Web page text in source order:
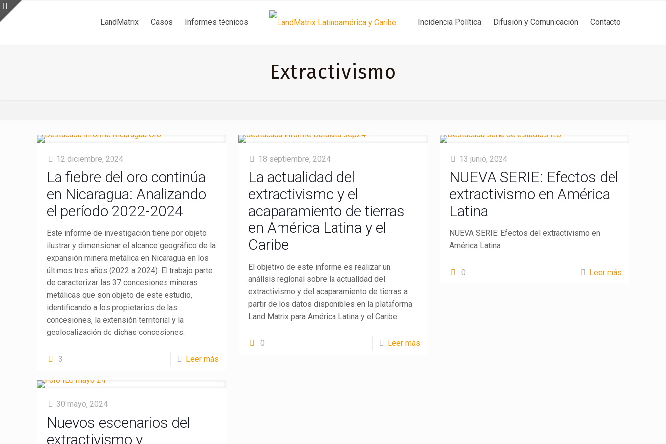
LandMatrix Casos Informes técnicos Incidencia Política Difusión y Comunicación Contacto
Extractivismo
12 diciembre, 2024
La fiebre del oro continúa
en Nicaragua: Analizando
el período 2022-2024
Este informe de investigación tiene por objeto
ilustrar y dimensionar el alcance geográfico de la
expansión minera metálica en Nicaragua en los
últimos tres años (2022 a 2024). El trabajo parte
de caracterizar las 37 concesiones mineras
metálicas que son objeto de este estudio,
identificando a los propietarios de las
concesiones, la extensión territorial y la
geolocalización de dichas concesiones.
3 Leer más
18 septiembre, 2024
La actualidad del
extractivismo y el
acaparamiento de tierras
en América Latina y el
Caribe
El objetivo de este informe es realizar un
análisis regional sobre la actualidad del
extractivismo y del acaparamiento de tierras a
partir de los datos disponibles en la plataforma
Land Matrix para América Latina y el Caribe
0 Leer más
13 junio, 2024
NUEVA SERIE: Efectos del
extractivismo en América
Latina
NUEVA SERIE: Efectos del extractivismo en
América Latina
0 Leer más
30 mayo, 2024
Nuevos escenarios del
extractivismo y